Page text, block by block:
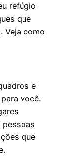
refúgio
que
Veja como
e
você.
pessoas
que